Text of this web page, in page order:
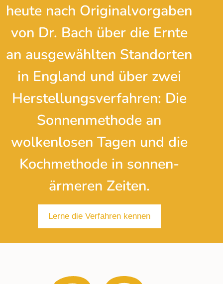
heute nach Original­vorgaben
von Dr. Bach über die Ernte
an ausge­wählten Standorten
in England und über zwei
Herstellungs­verfahren: Die
Sonnen­methode an
wolkenlosen Tagen und die
Kochmethode in sonnen­
ärmeren Zeiten.
Lerne die Verfahren kennen